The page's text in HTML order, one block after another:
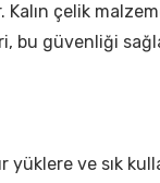
çelik
güvenliği
ve sık